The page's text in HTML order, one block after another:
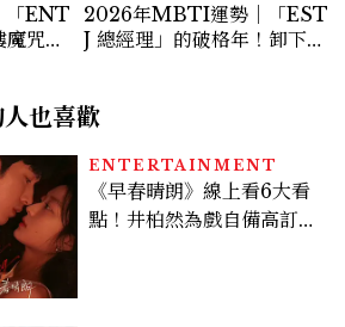
「ENT
咒，
2026年MBTI運勢｜「EST
J 總經理」的破格年！卸下指
也喜歡
ENTERTAINMENT
《早春晴朗》線上看6大看
點！井柏然為戲自備高訂，